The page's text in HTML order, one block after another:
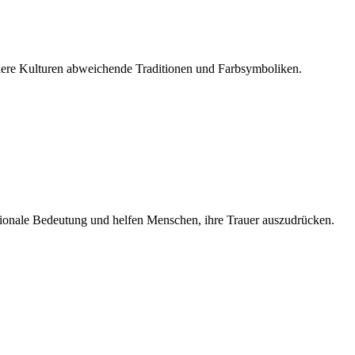
Kulturen abweichende Traditionen und Farbsymboliken.
Bedeutung und helfen Menschen, ihre Trauer auszudrücken.